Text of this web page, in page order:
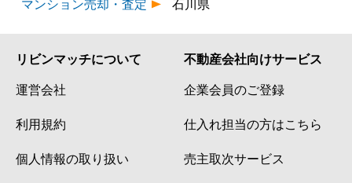
マンション売却・査定
石川県
リビンマッチについて
運営会社
利用規約
個人情報の取り扱い
不動産会社向けサービス
企業会員のご登録
仕入れ担当の方はこちら
売主取次サービス